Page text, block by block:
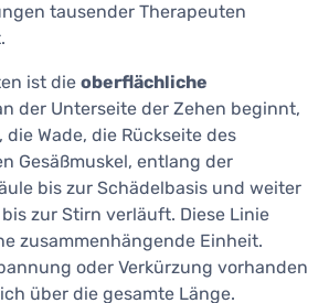
tausender Therapeuten
ist die oberflächliche
der Unterseite der Zehen beginnt,
Wade, die Rückseite des
Gesäßmuskel, entlang der
bis zur Schädelbasis und weiter
zur Stirn verläuft. Diese Linie
zusammenhängende Einheit.
oder Verkürzung vorhanden
über die gesamte Länge.